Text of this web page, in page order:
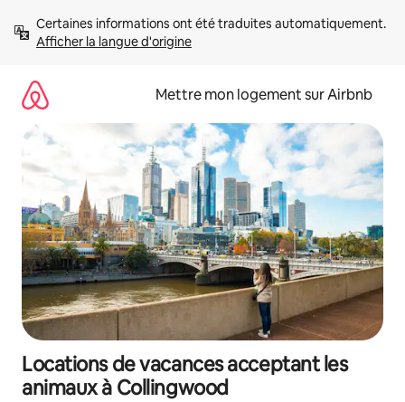
directement
Afficher la langue d'origine
Mettre mon logement sur Airbnb
Locations de vacances acceptant les
animaux à Collingwood